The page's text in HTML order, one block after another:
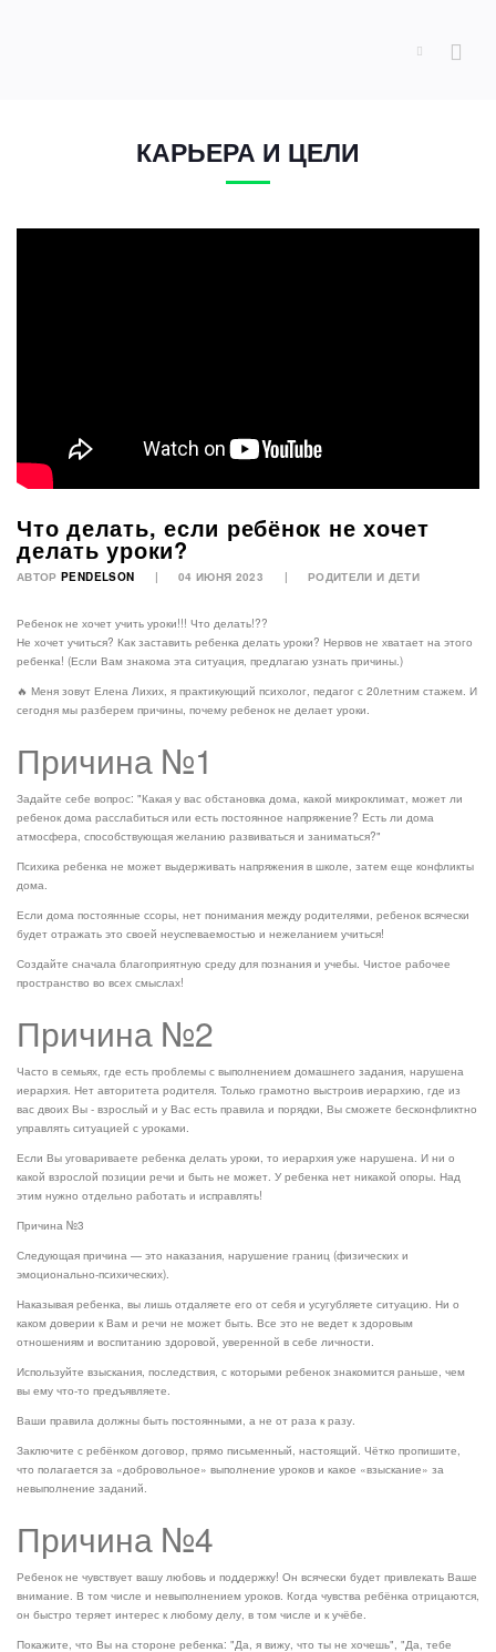
КАРЬЕРА И ЦЕЛИ
Что делать, если ребёнок не хочет
делать уроки?
АВТОРPENDELSON 04 ИЮНЯ 2023 РОДИТЕЛИ И ДЕТИ
Ребенок не хочет учить уроки!!! Что делать!??
Не хочет учиться? Как заставить ребенка делать уроки? Нервов не хватает на этого
ребенка! (Если Вам знакома эта ситуация, предлагаю узнать причины.)
🔥 Меня зовут Елена Лихих, я практикующий психолог, педагог с 20летним стажем. И
сегодня мы разберем причины, почему ребенок не делает уроки.
Причина №1
Задайте себе вопрос: "Какая у вас обстановка дома, какой микроклимат, может ли
ребенок дома расслабиться или есть постоянное напряжение? Есть ли дома
атмосфера, способствующая желанию развиваться и заниматься?"
Психика ребенка не может выдерживать напряжения в школе, затем еще конфликты
дома.
Если дома постоянные ссоры, нет понимания между родителями, ребенок всячески
будет отражать это своей неуспеваемостью и нежеланием учиться!
Создайте сначала благоприятную среду для познания и учебы. Чистое рабочее
пространство во всех смыслах!
Причина №2
Часто в семьях, где есть проблемы с выполнением домашнего задания, нарушена
иерархия. Нет авторитета родителя. Только грамотно выстроив иерархию, где из
вас двоих Вы - взрослый и у Вас есть правила и порядки, Вы сможете бесконфликтно
управлять ситуацией с уроками.
Если Вы уговариваете ребенка делать уроки, то иерархия уже нарушена. И ни о
какой взрослой позиции речи и быть не может. У ребенка нет никакой опоры. Над
этим нужно отдельно работать и исправлять!
Причина №3
Следующая причина — это наказания, нарушение границ (физических и
эмоционально-психических).
Наказывая ребенка, вы лишь отдаляете его от себя и усугубляете ситуацию. Ни о
каком доверии к Вам и речи не может быть. Все это не ведет к здоровым
отношениям и воспитанию здоровой, уверенной в себе личности.
Используйте взыскания, последствия, с которыми ребенок знакомится раньше, чем
вы ему что-то предъявляете.
Ваши правила должны быть постоянными, а не от раза к разу.
Заключите с ребёнком договор, прямо письменный, настоящий. Чётко пропишите,
что полагается за «добровольное» выполнение уроков и какое «взыскание» за
невыполнение заданий.
Причина №4
Ребенок не чувствует вашу любовь и поддержку! Он всячески будет привлекать Ваше
внимание. В том числе и невыполнением уроков. Когда чувства ребёнка отрицаются,
он быстро теряет интерес к любому делу, в том числе и к учёбе.
Покажите, что Вы на стороне ребенка: "Да, я вижу, что ты не хочешь", "Да, тебе